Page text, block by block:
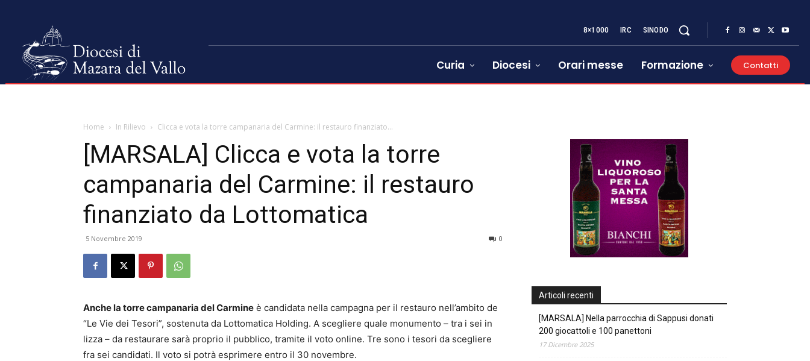
8×1000 IRC SINODO
Curia Diocesi Orari messe Formazione Contatti
Home In Rilievo Clicca e vota la torre campanaria del Carmine: il restauro finanziato...
[MARSALA] Clicca e vota la torre
campanaria del Carmine: il restauro
finanziato da Lottomatica
5 Novembre 2019 0
Anche la torre campanaria del Carmine è candidata nella campagna per il restauro nell’ambito de
“Le Vie dei Tesori”, sostenuta da Lottomatica Holding. A scegliere quale monumento – tra i sei in
lizza – da restaurare sarà proprio il pubblico, tramite il voto online. Tre sono i tesori da scegliere
fra sei candidati. Il voto si potrà esprimere entro il 30 novembre.
Articoli recenti
[MARSALA] Nella parrocchia di Sappusi donati
200 giocattoli e 100 panettoni
17 Dicembre 2025